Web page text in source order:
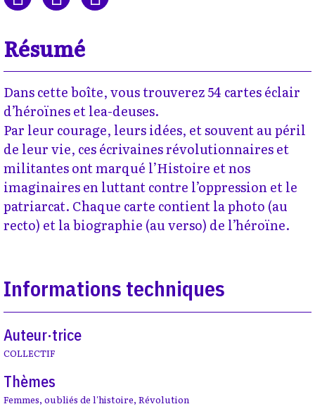
Résumé
Dans cette boîte, vous trouverez 54 cartes éclair
d’héroïnes et lea-deuses.
Par leur courage, leurs idées, et souvent au péril
de leur vie, ces écrivaines révolutionnaires et
militantes ont marqué l’Histoire et nos
imaginaires en luttant contre l’oppression et le
patriarcat. Chaque carte contient la photo (au
recto) et la biographie (au verso) de l’héroïne.
Informations techniques
Auteur·trice
COLLECTIF
Thèmes
Femmes, oubliés de l'histoire, Révolution